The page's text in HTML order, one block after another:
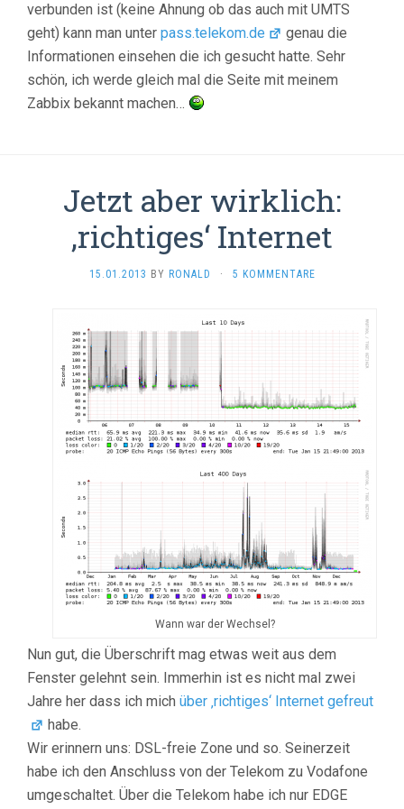
verbunden ist (keine Ahnung ob das auch mit UMTS
geht) kann man unter pass.telekom.de
genau die
Informationen einsehen die ich gesucht hatte. Sehr
schön, ich werde gleich mal die Seite mit meinem
Zabbix bekannt machen…
Jetzt aber wirklich:
‚richtiges‘ Internet
15.01.2013 BY RONALD · 5 KOMMENTARE
Wann war der Wechsel?
Nun gut, die Überschrift mag etwas weit aus dem
Fenster gelehnt sein. Immerhin ist es nicht mal zwei
Jahre her dass ich mich über ‚richtiges‘ Internet gefreut
habe.
Wir erinnern uns: DSL-freie Zone und so. Seinerzeit
habe ich den Anschluss von der Telekom zu Vodafone
umgeschaltet. Über die Telekom habe ich nur EDGE